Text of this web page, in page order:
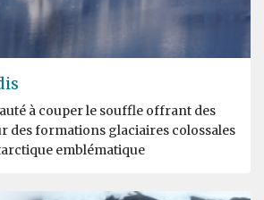
à couper le souffle offrant des
des formations glaciaires colossales
emblématique